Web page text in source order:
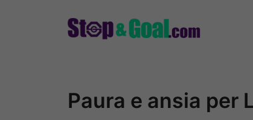
Paura e ansia per